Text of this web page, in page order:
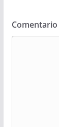
Comentario